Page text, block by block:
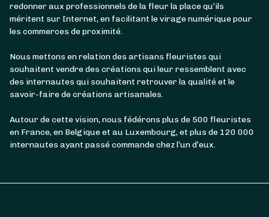
redonner aux professionnels de la fleur la place qu’ils
méritent sur Internet, en facilitant le virage numérique pour
les commerces de proximité.
Nous mettons en relation des artisans fleuristes qui
souhaitent vendre des créations qui leur ressemblent avec
des internautes qui souhaitent retrouver la qualité et le
savoir-faire de créations artisanales.
Autour de cette vision, nous fédérons plus de 500 fleuristes
en France, en Belgique et au Luxembourg, et plus de 120 000
internautes ayant passé commande chez l’un d’eux.